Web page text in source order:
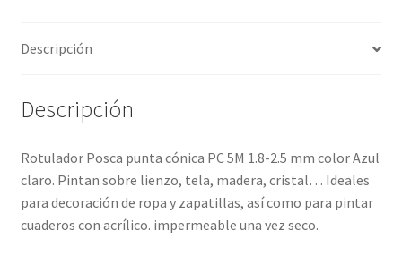
Descripción
Descripción
Rotulador Posca punta cónica PC 5M 1.8-2.5 mm color Azul
claro. Pintan sobre lienzo, tela, madera, cristal… Ideales
para decoración de ropa y zapatillas, así como para pintar
cuaderos con acrílico. impermeable una vez seco.